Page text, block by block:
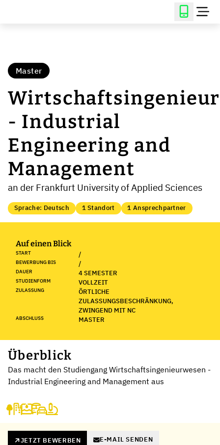
Master
- Industrial
Engineering and
Management
an der Frankfurt University of Applied Sciences
Sprache: Deutsch 1 Standort 1 Ansprechpartner
Auf einen Blick
START /
BEWERBUNG BIS /
DAUER 4 SEMESTER
STUDIENFORM VOLLZEIT
ZULASSUNG
ÖRTLICHE
ZULASSUNGSBESCHRÄNKUNG,
ZWINGEND MIT NC
ABSCHLUSS MASTER
Überblick
Das macht den Studiengang Wirtschaftsingenieurwesen -
Industrial Engineering and Management aus
JETZT BEWERBEN E-MAIL SENDEN